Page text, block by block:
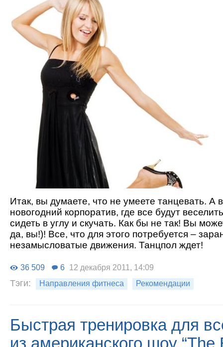
Итак, вы думаете, что не умеете танцевать. А
новогодний корпоратив, где все будут
сидеть в углу и скучать. Как бы не так! Вы
да, вы!)! Все, что для этого потребуется –
незамысловатые движения. Танцпол ждет!
36 509 6 12 декабря 2011, 14:09
Тэги: Направления фитнеса Рекомендации
Быстрая тренировка для
из американского шоу “The